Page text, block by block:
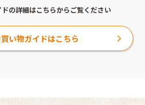
の詳細はこちらからご覧ください
い物ガイドはこちら